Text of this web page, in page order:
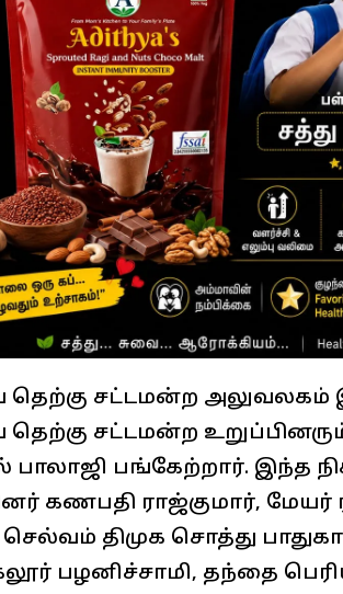
சட்டமன்ற அலுவலகம்
சட்டமன்ற
பாலாஜி பங்கேற்றார். இந்த
கணபதி ராஜ்குமார்,
திமுக சொத்து
பழனிச்சாமி, தந்தை